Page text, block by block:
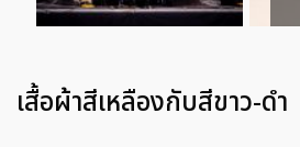
เสื้อผ้าสีเหลืองกับสีขาว-ดำ